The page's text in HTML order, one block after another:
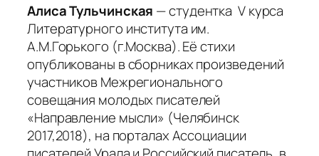
Алиса Тульчинская — студентка V курса
Литературного института им.
А.М.Горького (г.Москва). Её стихи
опубликованы в сборниках произведений
участников Межрегионального
совещания молодых писателей
«Направление мысли» (Челябинск
2017,2018), на порталах Ассоциации